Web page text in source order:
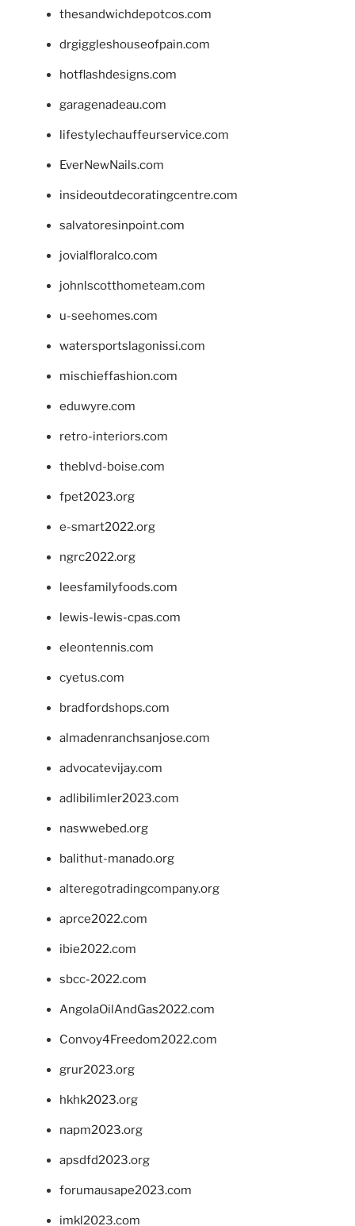
thesandwichdepotcos.com
drgiggleshouseofpain.com
hotflashdesigns.com
garagenadeau.com
lifestylechauffeurservice.com
EverNewNails.com
insideoutdecoratingcentre.com
salvatoresinpoint.com
jovialfloralco.com
johnlscotthometeam.com
u-seehomes.com
watersportslagonissi.com
mischieffashion.com
eduwyre.com
retro-interiors.com
theblvd-boise.com
fpet2023.org
e-smart2022.org
ngrc2022.org
leesfamilyfoods.com
lewis-lewis-cpas.com
eleontennis.com
cyetus.com
bradfordshops.com
almadenranchsanjose.com
advocatevijay.com
adlibilimler2023.com
naswwebed.org
balithut-manado.org
alteregotradingcompany.org
aprce2022.com
ibie2022.com
sbcc-2022.com
AngolaOilAndGas2022.com
Convoy4Freedom2022.com
grur2023.org
hkhk2023.org
napm2023.org
apsdfd2023.org
forumausape2023.com
imkl2023.com